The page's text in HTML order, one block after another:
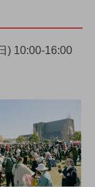
) 10:00-16:00